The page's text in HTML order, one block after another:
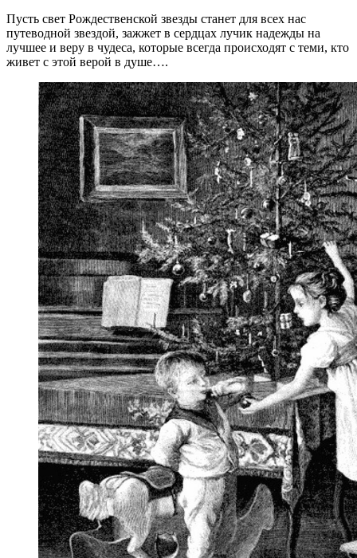
Пусть свет Рождественской звезды станет для всех нас
путеводной звездой, зажжет в сердцах лучик надежды на
лучшее и веру в чудеса, которые всегда происходят с теми, кто
живет с этой верой в душе….